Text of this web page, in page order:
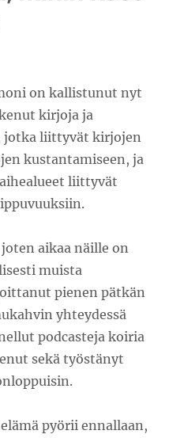
on kallistunut nyt
kirjoja ja
jotka liittyvät kirjojen
kustantamiseen, ja
liittyvät
aikaa näille on
muista
pienen pätkän
yhteydessä
podcasteja koiria
sekä työstänyt
pyörii ennallaan,